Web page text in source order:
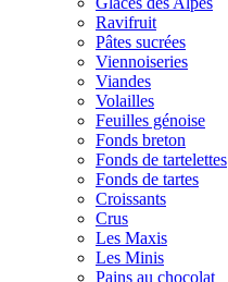
Ravifruit
Pâtes sucrées
Viennoiseries
Viandes
Volailles
Feuilles génoise
Fonds breton
Fonds de tartelettes
Fonds de tartes
Croissants
Crus
Les Maxis
Les Minis
Pains au chocolat